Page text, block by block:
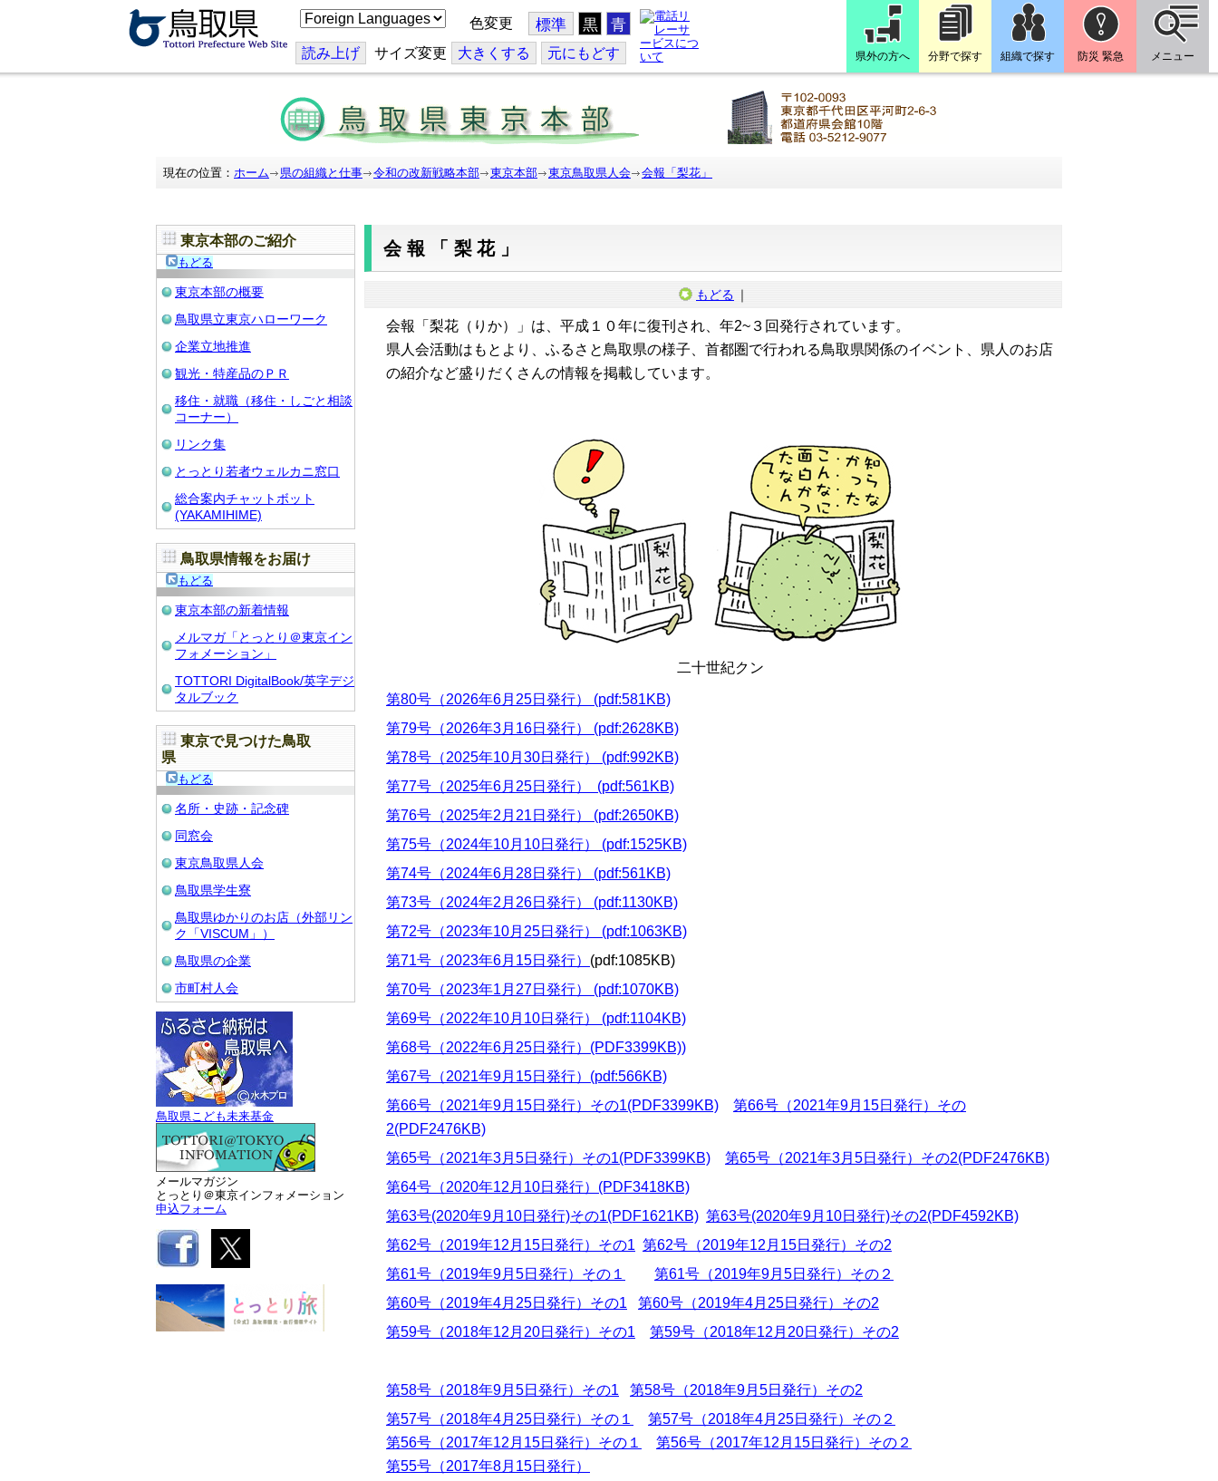
こ
の
ジ
を
訳
す
る
色変更 標準 黒 青
読み上げ サイズ変更 大きくする 元にもどす 県外の方へ 分野で探す 組織で探す 防災 緊急 メニュー
現在の位置： ホーム 県の組織と仕事 令和の改新戦略本部 東京本部 東京鳥取県人会 会報「梨花」
東京本部のご紹介
もどる
東京本部の概要
鳥取県立東京ハローワーク
企業立地推進
観光・特産品のＰＲ
移住・就職（移住・しごと相談
コーナー）
リンク集
とっとり若者ウェルカニ窓口
総合案内チャットボット
(YAKAMIHIME)
鳥取県情報をお届け
もどる
東京本部の新着情報
メルマガ「とっとり＠東京イン
フォメーション」
TOTTORI DigitalBook/英字デジ
タルブック
東京で見つけた鳥取
県
もどる
名所・史跡・記念碑
同窓会
東京鳥取県人会
鳥取県学生寮
鳥取県ゆかりのお店（外部リン
ク「VISCUM」）
鳥取県の企業
市町村人会
鳥取県こども未来基金
メールマガジン
とっとり＠東京インフォメーション
申込フォーム
会報「梨花」
もどる ｜
会報「梨花（りか）」は、平成１０年に復刊され、年2~３回発行されています。
県人会活動はもとより、ふるさと鳥取県の様子、首都圏で行われる鳥取県関係のイベント、県人のお店
の紹介など盛りだくさんの情報を掲載しています。
二十世紀クン
第80号（2026年6月25日発行） (pdf:581KB)
第79号（2026年3月16日発行） (pdf:2628KB)
第78号（2025年10月30日発行） (pdf:992KB)
第77号（2025年6月25日発行） (pdf:561KB)
第76号（2025年2月21日発行） (pdf:2650KB)
第75号（2024年10月10日発行） (pdf:1525KB)
第74号（2024年6月28日発行） (pdf:561KB)
第73号（2024年2月26日発行） (pdf:1130KB)
第72号（2023年10月25日発行） (pdf:1063KB)
第71号（2023年6月15日発行） (pdf:1085KB)
第70号（2023年1月27日発行） (pdf:1070KB)
第69号（2022年10月10日発行） (pdf:1104KB)
第68号（2022年6月25日発行）(PDF3399KB))
第67号（2021年9月15日発行）(pdf:566KB)
第66号（2021年9月15日発行）その1(PDF3399KB)
第66号（2021年9月15日発行）その
2(PDF2476KB)
第65号（2021年3月5日発行）その1(PDF3399KB)
第65号（2021年3月5日発行）その2(PDF2476KB)
第64号（2020年12月10日発行）(PDF3418KB)
第63号(2020年9月10日発行)その1(PDF1621KB) 第63号(2020年9月10日発行)その2(PDF4592KB)
第62号（2019年12月15日発行）その1 第62号（2019年12月15日発行）その2
第61号（2019年9月5日発行）その１
第61号（2019年9月5日発行）その２
第60号（2019年4月25日発行）その1
第60号（2019年4月25日発行）その2
第59号（2018年12月20日発行）その1
第59号（2018年12月20日発行）その2
第58号（2018年9月5日発行）その1
第58号（2018年9月5日発行）その2
第57号（2018年4月25日発行）その１
第57号（2018年4月25日発行）その２
第56号（2017年12月15日発行）その１
第56号（2017年12月15日発行）その２
第55号（2017年8月15日発行）